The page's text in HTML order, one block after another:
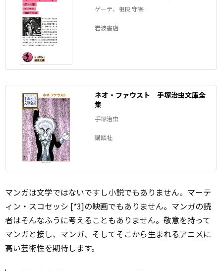
ゲーテ、相良 守峯
岩波書店
ネオ・ファウスト 手塚治虫文庫全
集
手塚治虫
講談社
マンガは文学ではないですし小説でもありません。マーテ
ィン・スコセッシ [*3]の映画でもありません。マンガの読
者はそんなふうに考えることもありません。敬意を持って
マンガと接し、マンガ、そしてそこから生まれるアニメに
高い芸術性を期待します。